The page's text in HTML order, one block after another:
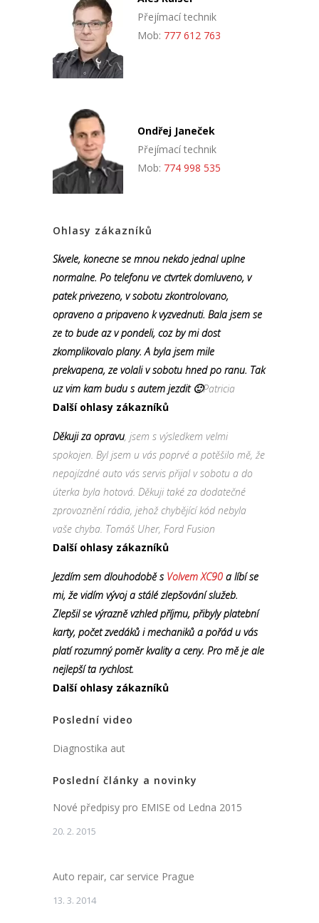
Přejímací technik
Mob: 777 612 763
Ondřej Janeček
Přejímací technik
Mob: 774 998 535
Ohlasy zákazníků
Skvele, konecne se mnou nekdo jednal uplne
normalne. Po telefonu ve ctvrtek domluveno, v
patek privezeno, v sobotu zkontrolovano,
opraveno a pripaveno k vyzvednuti. Bala jsem se
ze to bude az v pondeli, coz by mi dost
zkomplikovalo plany. A byla jsem mile
prekvapena, ze volali v sobotu hned po ranu. Tak
uz vim kam budu s autem jezdit 🙂Patricia
Další ohlasy zákazníků
Děkuji za opravu, jsem s výsledkem velmi
spokojen. Byl jsem u vás poprvé a potěšilo mě, že
nepojízdné auto vás servis přijal v sobotu a do
úterka byla hotová. Děkuji také za dodatečné
zprovoznění rádia, jehož chybějící kód nebyla
vaše chyba. Tomáš Uher, Ford Fusion
Další ohlasy zákazníků
Jezdím sem dlouhodobě s Volvem XC90 a líbí se
mi, že vidím vývoj a stálé zlepšování služeb.
Zlepšil se výrazně vzhled příjmu, přibyly platební
karty, počet zvedáků i mechaniků a pořád u vás
platí rozumný poměr kvality a ceny. Pro mě je ale
nejlepší ta rychlost.
Další ohlasy zákazníků
Poslední video
Diagnostika aut
Poslední články a novinky
Nové předpisy pro EMISE od Ledna 2015
20. 2. 2015
Auto repair, car service Prague
13. 3. 2014